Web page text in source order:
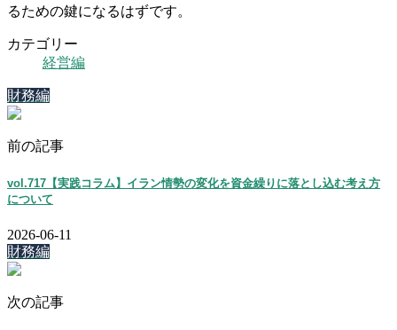
るための鍵になるはずです。
カテゴリー
経営編
財務編
前の記事
vol.717【実践コラム】イラン情勢の変化を資金繰りに落とし込む考え方
について
2026-06-11
財務編
次の記事